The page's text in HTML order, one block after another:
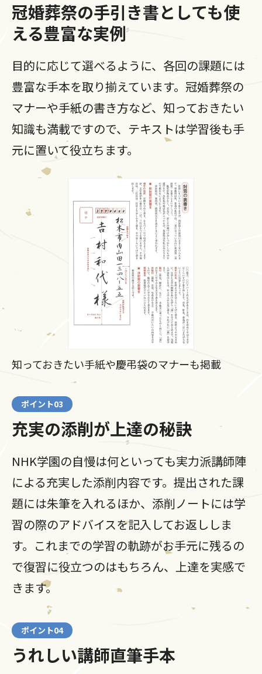
冠婚葬祭の手引き書としても使
える豊富な実例
目的に応じて選べるように、各回の課題には
豊富な手本を取り揃えています。冠婚葬祭の
マナーや手紙の書き方など、知っておきたい
知識も満載ですので、テキストは学習後も手
元に置いて役立ちます。
知っておきたい手紙や慶弔袋のマナーも掲載
ポイント03
充実の添削が上達の秘訣
NHK学園の自慢は何といっても実力派講師陣
による充実した添削内容です。提出された課
題には朱筆を入れるほか、添削ノートには学
習の際のアドバイスを記入してお返ししま
す。これまでの学習の軌跡がお手元に残るの
で復習に役立つのはもちろん、上達を実感で
きます。
ポイント04
うれしい講師直筆手本